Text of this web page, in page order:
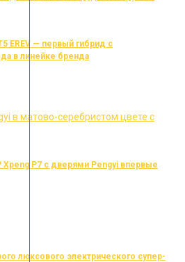
EREV — первый гибрид с
в линейке бренда
Xpeng P7 с дверями Pengyi впервые
люксового электрического супер-